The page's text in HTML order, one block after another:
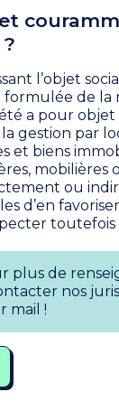
l’objet
de la
a pour objet
la gestion par
et biens
mobilières
ou
d’en
toutefois
plus de
nos
mail !